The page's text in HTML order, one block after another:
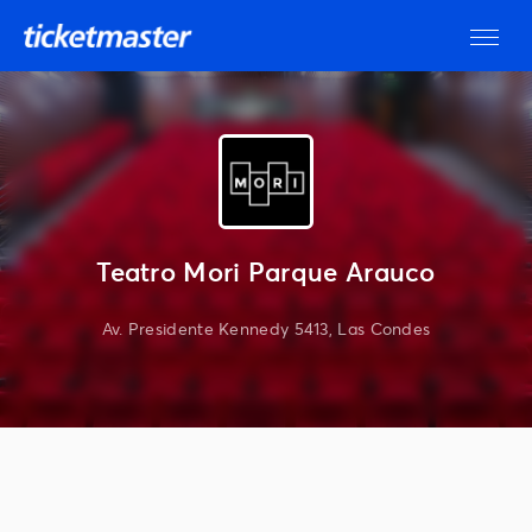
Teatro Mori Parque Arauco
Av. Presidente Kennedy 5413, Las Condes